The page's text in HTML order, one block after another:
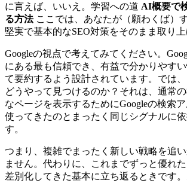
に言えば、いいえ。学習への道 AI概要で
る方法ここでは、あなたが（願わくば）
堅実で基本的なSEO対策をそのまま取り上
Googleの視点で考えてみてください。
にある最も信頼でき、有益で分かりやす
て要約するよう設計されています。では
どうやって見つけるのか？それは、通常
なページを表示するためにGoogleの検索
使ってきたのとまったく同じシグナルに
す。
つまり、複雑でまったく新しい戦略を追
ません。代わりに、これまでずっと優れ
差別化してきた基本に立ち返るときです